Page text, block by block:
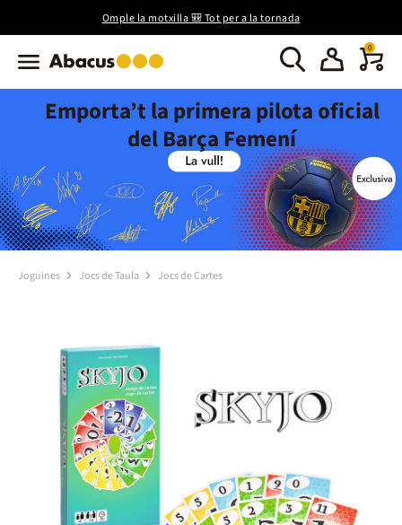
Omple la motxilla 🎒 Tot per a la tornada
0
Emporta’t la primera pilota oficial
del Barça Femení
Joguines Jocs de Taula Jocs de Cartes